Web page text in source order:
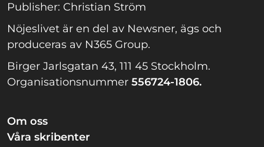
Publisher: Christian Ström
Nöjeslivet är en del av Newsner, ägs och
produceras av N365 Group.
Birger Jarlsgatan 43, 111 45 Stockholm.
Organisationsnummer 556724-1806.
Om oss
Våra skribenter